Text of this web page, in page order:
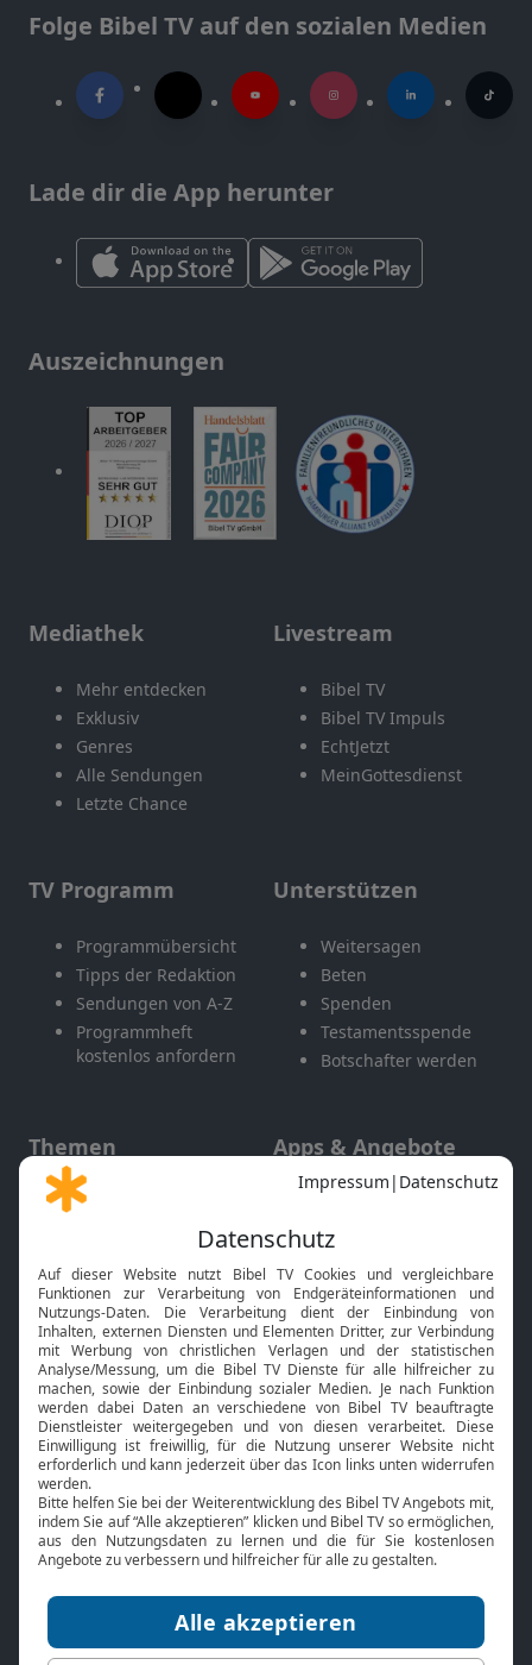
Folge Bibel TV auf den sozialen Medien
Lade dir die App herunter
Auszeichnungen
Mediathek
Mehr entdecken
Exklusiv
Genres
Alle Sendungen
Letzte Chance
Livestream
Bibel TV
Bibel TV Impuls
EchtJetzt
MeinGottesdienst
TV Programm
Programmübersicht
Tipps der Redaktion
Sendungen von A-Z
Programmheft
kostenlos anfordern
Unterstützen
Weitersagen
Beten
Spenden
Testamentsspende
Botschafter werden
Themen
Gott und Bibel erklärt
Neuigkeiten
Apps & Angebote
Mobile App
Smart TV
HbbTV
Bibelthek Online-Bibel
Nächster Gottesdienst
Bibel TV
Über uns
Jobs
Mediadaten
Service
Kontakt
TV-Empfang